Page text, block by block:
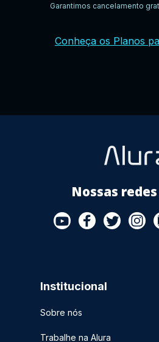
Garantimos cancelamento
Conheça os Planos
Nossas
Institucional
Sobre nós
Trabalhe na Alura